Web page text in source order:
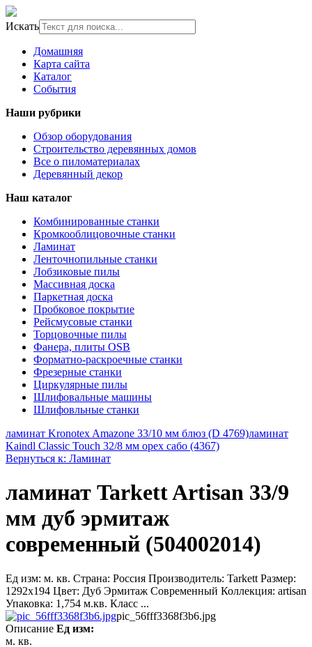
Искать
Домашняя
Карта сайта
Каталог
События
Наши рубрики
Обзор оборудования
Строительство деревянных домов
Все о пиломатериалах
Деревянный декор
Наш каталог
Комбинированные станки
Кромкооблицовочные станки
Ламинат
Ленточнопильные станки
Лобзиковые пилы
Массивная доска
Паркетная доска
Пробковое покрытие
Рейсмусовые станки
Торцовочные пилы
Фанера, плиты OSB
Форматно-раскроечные станки
Фрезерные станки
Циркулярные пилы
Шлифовальные машины
Шлифовльные станки
ламинат Kronotex Amazone 33/10 мм блюз (D 4769)ламинат
Kaindl Classic Touch 32/8 мм орех сабо (4367)
Вернуться к: Ламинат
ламинат Tarkett Artisan 33/9
мм дуб эрмитаж
современный (504002014)
Ед изм: м. кв. Страна: Россия Производитель: Tarkett Размер:
1292x194 Цвет: Дуб Эрмитаж Современный Коллекция: artisan
Упаковка: 1,754 м.кв. Класс ...
pic_56fff3368f3b6.jpg
Описание Ед изм:
м. кв.